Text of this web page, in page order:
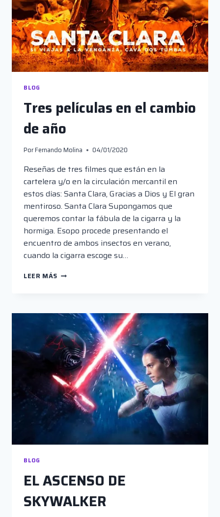
BLOG
Tres películas en el cambio
de año
PorFernando Molina 04/01/2020
Reseñas de tres filmes que están en la
cartelera y/o en la circulación mercantil en
estos días: Santa Clara, Gracias a Dios y El gran
mentiroso. Santa Clara Supongamos que
queremos contar la fábula de la cigarra y la
hormiga. Esopo procede presentando el
encuentro de ambos insectos en verano,
cuando la cigarra escoge su…
LEER MÁS TRES
CAMBIO
DE
AÑO
BLOG
EL ASCENSO DE
SKYWALKER